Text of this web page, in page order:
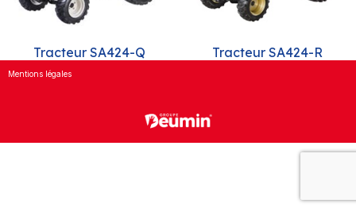
Tracteur SA424-Q Tracteur SA424-R
Mentions légales